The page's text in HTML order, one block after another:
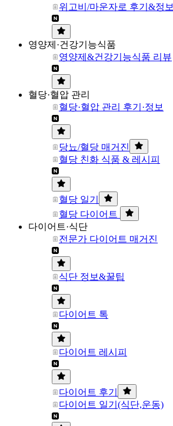
위고비/마운자로 후기&정보
영양제·건강기능식품
영양제&건강기능식품 리뷰
혈당·혈압 관리
혈당·혈압 관리 후기·정보
당뇨/혈당 매거진
혈당 친화 식품 & 레시피
혈당 일기
혈당 다이어트
다이어트·식단
전문가 다이어트 매거진
식단 정보&꿀팁
다이어트 톡
다이어트 레시피
다이어트 후기
다이어트 일기(식단,운동)